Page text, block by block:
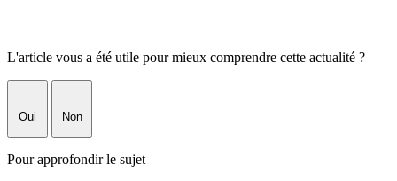
L'article vous a été utile pour mieux comprendre cette actualité ?
Oui Non
Pour approfondir le sujet